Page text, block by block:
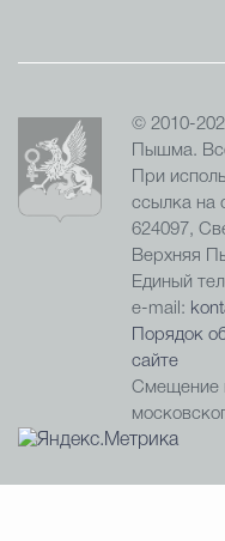
© 2010-
Пышма.
При
ссылка на
624097,
Верхняя
Единый
e-mail:
Порядок
сайте
Смещение